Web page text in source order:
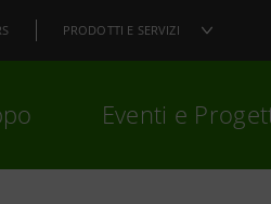
PRODOTTI E SERVIZI
Eventi e